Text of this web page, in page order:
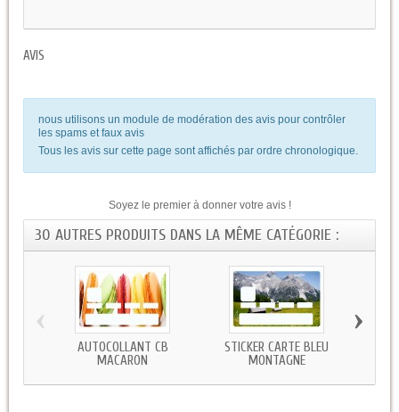
AVIS
nous utilisons un module de modération des avis pour contrôler
les spams et faux avis
Tous les avis sur cette page sont affichés par ordre chronologique.
Soyez le premier à donner votre avis !
30 AUTRES PRODUITS DANS LA MÊME CATÉGORIE :
AUTOCOLLANT CB
MACARON
STICKER CARTE BLEU
MONTAGNE
‹ ›